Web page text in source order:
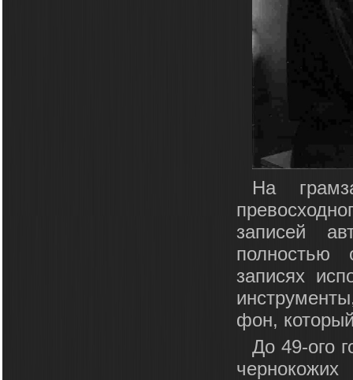
На
записей
полностью
записях
фон,
До 49-ого